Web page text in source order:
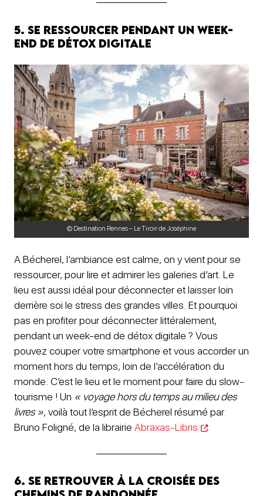
5. Se ressourcer pendant un week-
end de détox digitale
© Destination Rennes – Le Tiroir de Joséphine
A Bécherel, l’ambiance est calme, on y vient pour se
ressourcer, pour lire et admirer les galeries d’art. Le
lieu est aussi idéal pour déconnecter et laisser loin
derrière soi le stress des grandes villes. Et pourquoi
pas en profiter pour déconnecter littéralement,
pendant un week-end de détox digitale ? Vous
pouvez couper votre smartphone et vous accorder un
moment hors du temps, loin de l’accélération du
monde. C’est le lieu et le moment pour faire du slow-
tourisme ! Un « voyage hors du temps au milieu des
livres », voilà tout l’esprit de Bécherel résumé par
Bruno Foligné, de la librairie Abraxas-Libris .
6. Se retrouver à la croisée des